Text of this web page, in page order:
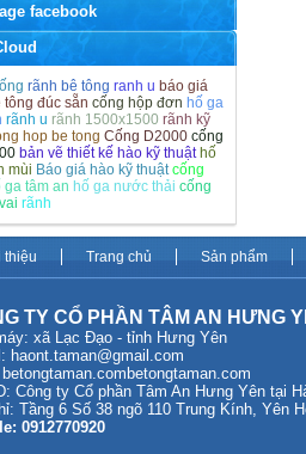
facebook
rãnh bê tông ranh u báo giá
tông đúc sẵn cống hộp đơn hố ga
rãnh u rãnh 1500x1500 rãnh kỹ
hop be tong Cống D2000 cống
bản vẽ thiết kế hào kỹ thuật hố
mùi Báo giá hào kỹ thuật cống
ga tâm an hố ga nước thải cống
rãnh
thiệu Trang chủ Sản phẩm
TY CỔ PHẦN TÂM AN HƯNG
xã Lạc Đạo - tỉnh Hưng Yên
haont.taman@gmail.com
betongtaman.com
Công ty Cổ phần Tâm An Hưng Yên tại
Tầng 6 Số 38 ngõ 110 Trung Kính, Yên
0912770920